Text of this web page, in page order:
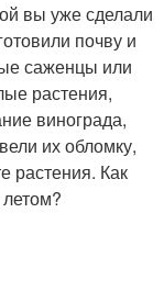
вы уже сделали
почву и
саженцы или
растения,
винограда,
их обломку,
растения. Как